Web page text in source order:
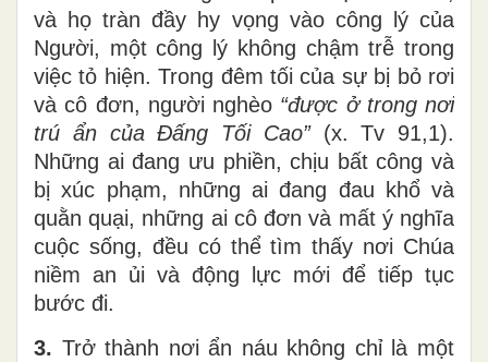
và họ tràn đầy hy vọng vào công lý của
Người, một công lý không chậm trễ trong
việc tỏ hiện. Trong đêm tối của sự bị bỏ rơi
và cô đơn, người nghèo “được ở trong nơi
trú ẩn của Đấng Tối Cao”(x. Tv 91,1).
Những ai đang ưu phiền, chịu bất công và
bị xúc phạm, những ai đang đau khổ và
quằn quại, những ai cô đơn và mất ý nghĩa
cuộc sống, đều có thể tìm thấy nơi Chúa
niềm an ủi và động lực mới để tiếp tục
bước đi.
3. Trở thành nơi ẩn náu không chỉ là một